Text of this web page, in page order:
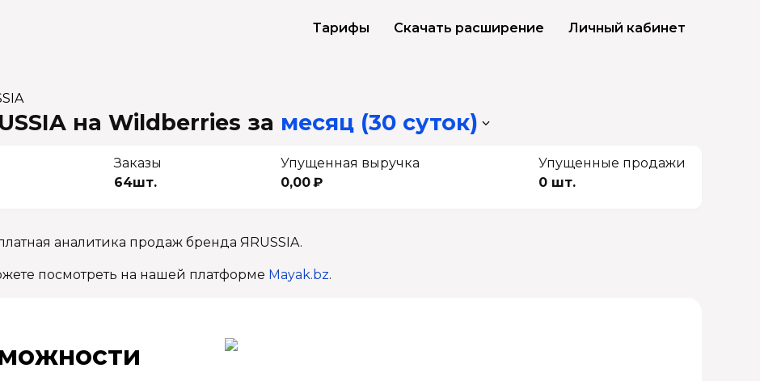
Тарифы Скачать расширение Личный кабинет
на Wildberries за месяц (30 суток)
Заказы
64шт.
Упущенная выручка
0,00 ₽
Упущенные продажи
0 шт.
аналитика продаж бренда ЯRUSSIA.
посмотреть на нашей платформе Mayak.bz.